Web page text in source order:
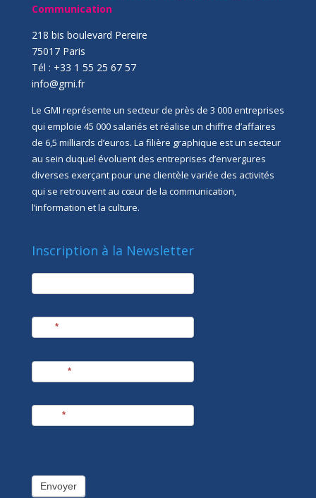
Communication
218 bis boulevard Pereire
75017 Paris
Tél : +33 1 55 25 67 57
info@gmi.fr
Le GMI représente un secteur de près de 3 000 entreprises
qui emploie 45 000 salariés et réalise un chiffre d’affaires
de 6,5 milliards d’euros. La filière graphique est un secteur
au sein duquel évoluent des entreprises d’envergures
diverses exerçant pour une clientèle variée des activités
qui se retrouvent au cœur de la communication,
l’information et la culture.
Inscription à la Newsletter
newsletter
*
*
*
Envoyer